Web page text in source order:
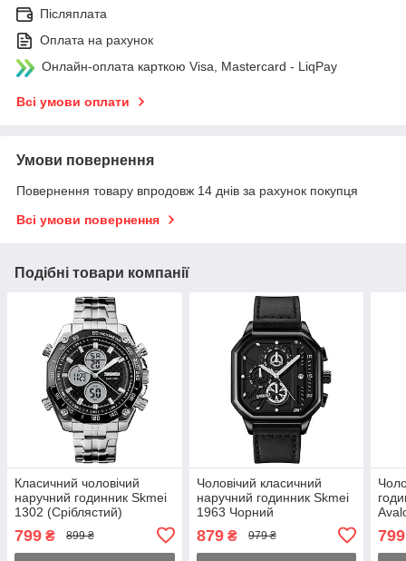
Післяплата
Оплата на рахунок
Онлайн-оплата карткою Visa, Mastercard - LiqPay
Всі умови оплати
Умови повернення
Повернення товару впродовж 14 днів за рахунок покупця
Всі умови повернення
Подібні товари компанії
Класичний чоловічий
наручний годинник Skmei
1302 (Сріблястий)
799 ₴ 899 ₴
Чоловічий класичний
наручний годинник Skmei
1963 Чорний
879₴ 979 ₴ 799